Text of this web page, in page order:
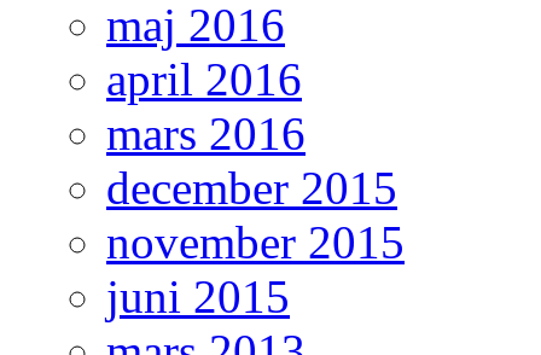
maj 2016
april 2016
mars 2016
december 2015
november 2015
juni 2015